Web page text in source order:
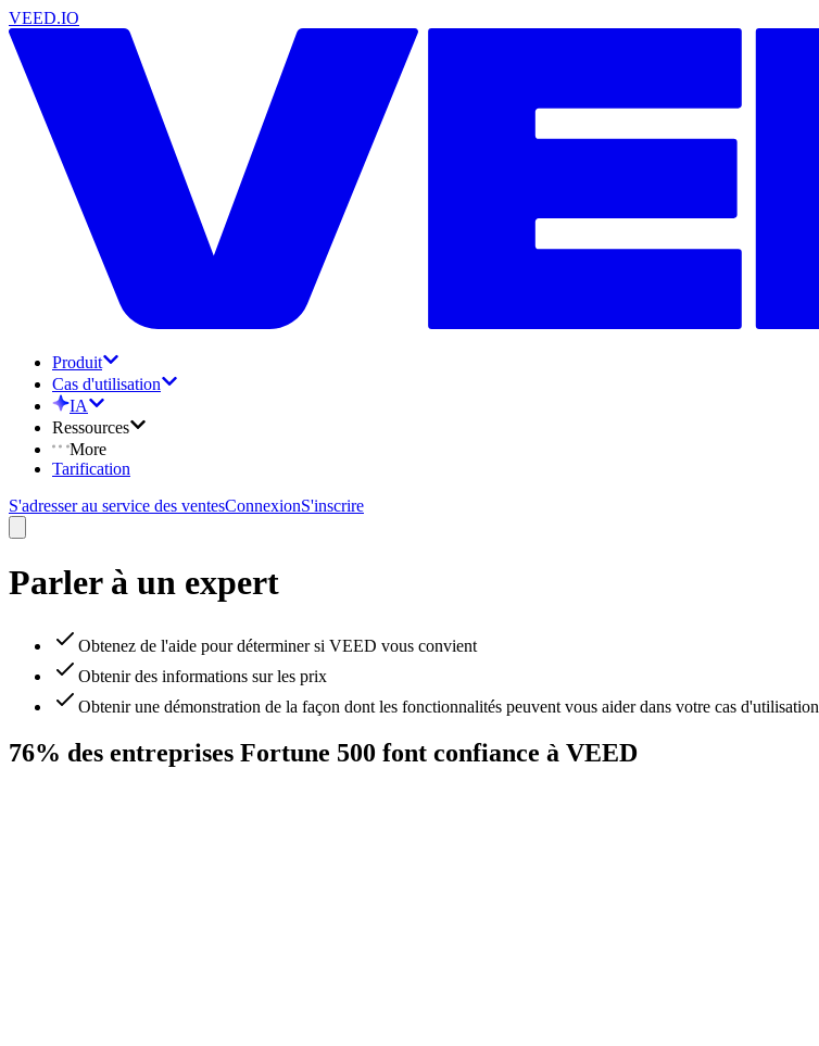
VEED.IO
Produit
Cas d'utilisation
IA
Ressources
More
Tarification
S'adresser au service des ventesConnexionS'inscrire
Parler à un expert
Obtenez de l'aide pour déterminer si VEED vous convient
Obtenir des informations sur les prix
Obtenir une démonstration de la façon dont les fonctionnalités peuvent vous aider dans votre cas d'utilisation
76% des entreprises Fortune 500 font confiance à VEED